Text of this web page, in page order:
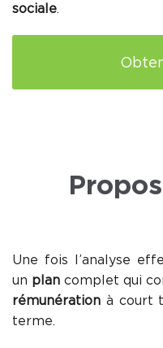
sociale.
Une fois l’analyse
un plan complet qui
rémunération à court
terme.